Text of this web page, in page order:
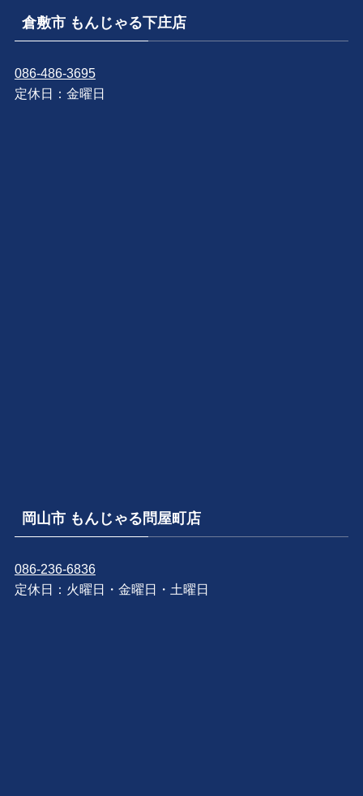
倉敷市 もんじゃる下庄店
086-486-3695
定休日：金曜日
岡山市 もんじゃる問屋町店
086-236-6836
定休日：火曜日・金曜日・土曜日